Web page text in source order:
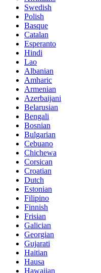
Swedish
Polish
Basque
Catalan
Esperanto
Hindi
Lao
Albanian
Amharic
Armenian
Azerbaijani
Belarusian
Bengali
Bosnian
Bulgarian
Cebuano
Chichewa
Corsican
Croatian
Dutch
Estonian
Filipino
Finnish
Frisian
Galician
Georgian
Gujarati
Haitian
Hausa
Hawaiian